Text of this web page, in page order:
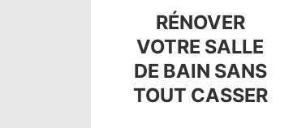
RÉNOVER
VOTRE SALLE
DE BAIN SANS
TOUT CASSER